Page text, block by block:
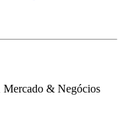
Mercado & Negócios